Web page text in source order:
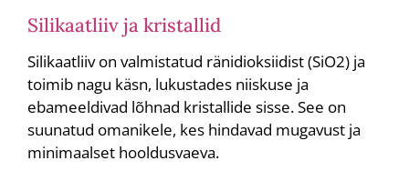
Silikaatliiv ja kristallid
Silikaatliiv on valmistatud ränidioksiidist (SiO2) ja
toimib nagu käsn, lukustades niiskuse ja
ebameeldivad lõhnad kristallide sisse. See on
suunatud omanikele, kes hindavad mugavust ja
minimaalset hooldusvaeva.